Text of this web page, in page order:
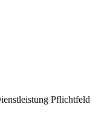
Pflichtfeld